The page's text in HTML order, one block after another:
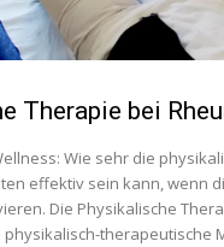
Therapie bei
Wie sehr die
effektiv sein kann, wenn
Die Physikalische
therapeutische